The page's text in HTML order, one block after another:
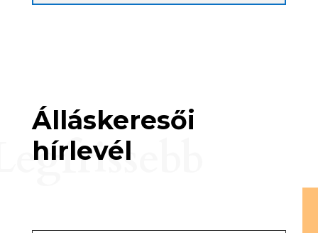
Álláskeresői
hírlevél